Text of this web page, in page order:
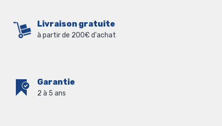
Livraison gratuite
à partir de 200€ d'achat
Garantie
2 à 5 ans